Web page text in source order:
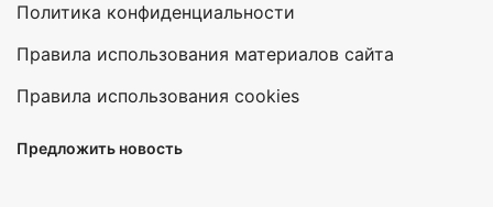
Политика конфиденциальности
Правила использования материалов сайта
Правила использования cookies
Предложить новость